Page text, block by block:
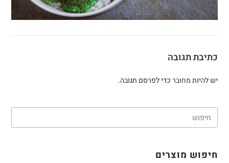
כתיבת תגובה
יש להיותמחוברכדי לפרסם תגובה.
חיפוש מוצרים